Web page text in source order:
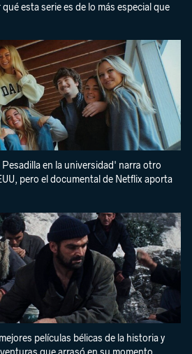
esta serie es de lo más especial que
en la universidad' narra otro
pero el documental de Netflix aporta
películas bélicas de la historia y